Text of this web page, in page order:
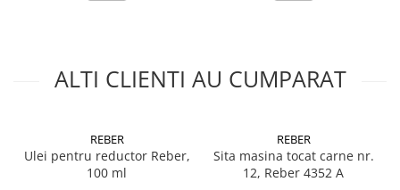
Pompe pentru zugravit si vopsit
Pompe glet cu snec
Pompe spuma poliuretanica
Echipamente marcaje rutiere
ALTI CLIENTI AU CUMPARAT
REBER
Ulei pentru reductor Reber,
100 ml
REBER
Sita masina tocat carne nr.
12, Reber 4352 A